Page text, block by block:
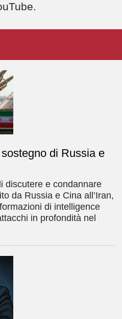
di Russia e
discutere e condannare
da Russia e Cina all’Iran,
di intelligence
in profondità nel